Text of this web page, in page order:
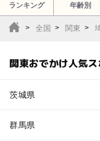
ランキング 年齢別
全国 関東
関東おでかけ人気
茨城県
群馬県